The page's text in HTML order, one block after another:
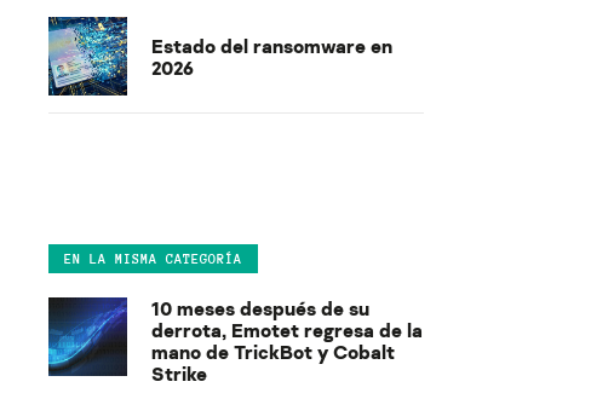
Estado del ransomware en
2026
EN LA MISMA CATEGORÍA
10 meses después de su
derrota, Emotet regresa de la
mano de TrickBot y Cobalt
Strike